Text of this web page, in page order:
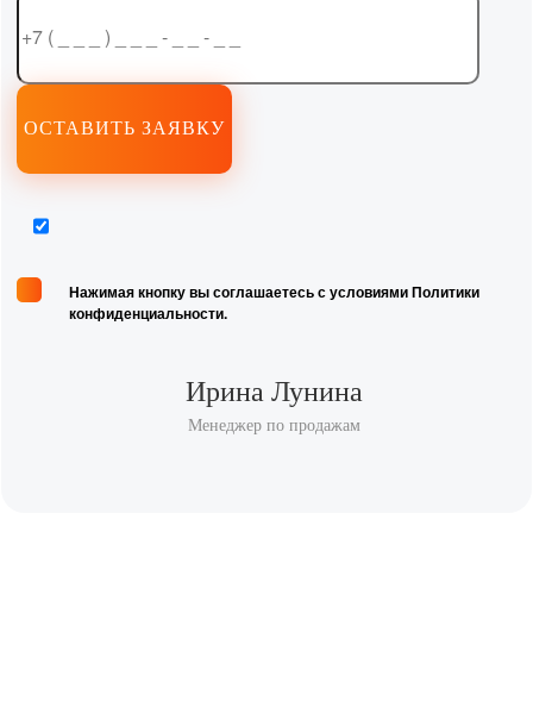
Нажимая кнопку вы соглашаетесь с условиями Политики
конфиденциальности.
Ирина Лунина
Менеджер по продажам